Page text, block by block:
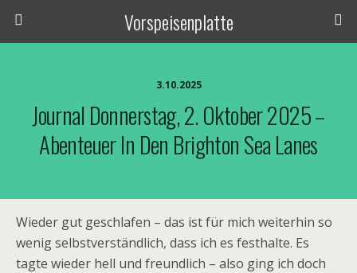
Vorspeisenplatte
3.10.2025
Journal Donnerstag, 2. Oktober 2025 –
Abenteuer In Den Brighton Sea Lanes
Wieder gut geschlafen – das ist für mich weiterhin so
wenig selbstverständlich, dass ich es festhalte. Es
tagte wieder hell und freundlich – also ging ich doch